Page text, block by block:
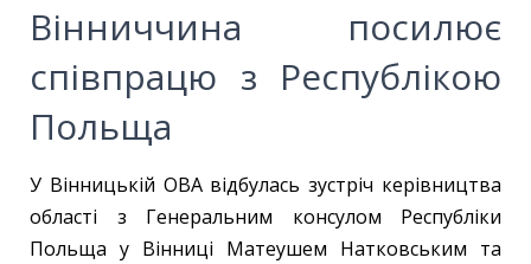
Вінниччина посилює
співпрацю з Республікою
Польща
У Вінницькій ОВА відбулась зустріч керівництва
області з Генеральним консулом Республіки
Польща у Вінниці Матеушем Натковським та